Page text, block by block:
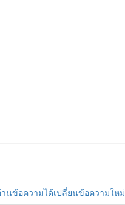
นข้อความได้เปลี่ยนข้อความใหม่